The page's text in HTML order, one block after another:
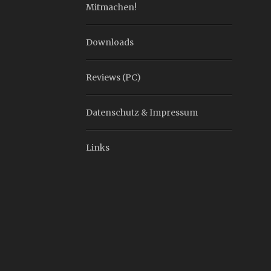
Mitmachen!
Downloads
Reviews (PC)
Datenschutz & Impressum
Links